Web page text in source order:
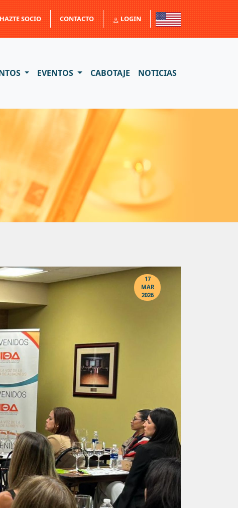
HAZTE SOCIO CONTACTO LOGIN
EVENTOS CABOTAJE NOTICIAS
17
MAR
2026